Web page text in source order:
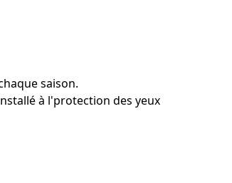
saison.
à l'protection des yeux